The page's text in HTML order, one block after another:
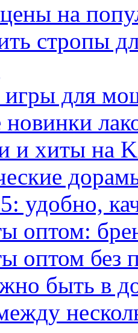
на
стропы
игры для
и хиты на
удобно,
оптом:
оптом без
быть в